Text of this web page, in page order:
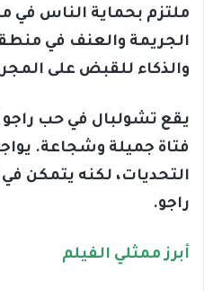
ملتزم بحماية الناس في
الجريمة والعنف في
والذكاء للقبض على
يقع تشولبال في حب
فتاة جميلة وشجاعة.
التحديات، لكنه يتمكن
راجو.
أبرز ممثلي الفيلم